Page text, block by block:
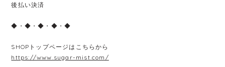
後払い決済
◆・◆・◆・◆・◆
SHOPトップページはこちらから
https://www.sugar-mist.com/